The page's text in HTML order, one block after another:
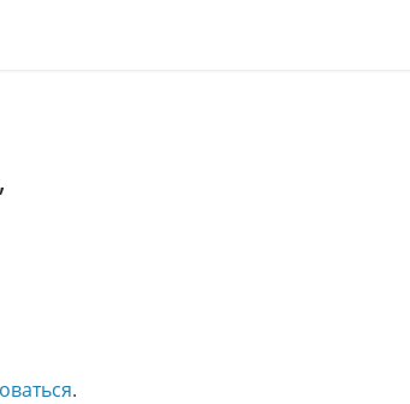
.